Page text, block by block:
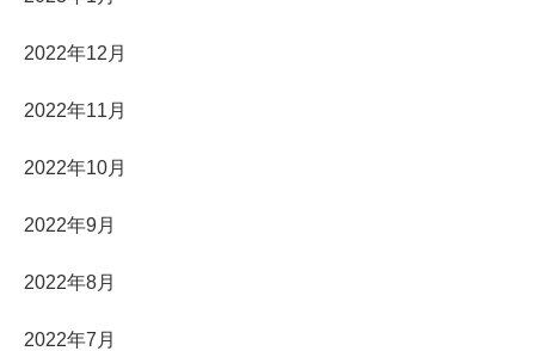
2022年12月
2022年11月
2022年10月
2022年9月
2022年8月
2022年7月